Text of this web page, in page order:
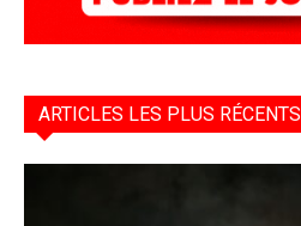
ARTICLES LES PLUS RÉCENTS